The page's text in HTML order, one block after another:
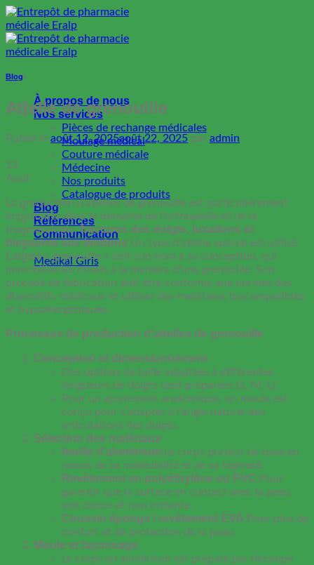
Passer
au
contenu
À propos de nous
Nos services
Pièces de rechange médicales
Moulage médical
Couture médicale
Médecine
Nos produits
Catalogue de produits
Blog
Références
Communication
Medikal Giris
Blog
Attelle de grenouille
Publié le août 12, 2025août 22, 2025 par admin
12
Août
La production d'attelles de grenouille est particulièrement
importante dans le domaine de l'orthopédie et de la
traumatologie.fractures des doigts, luxations et
blessures aux tendons Un type d'attelle spécial est utilisé.
L'attelle « grenouille » doit son nom à sa conception, qui
immobilise les orteils à la manière d'une grenouille. Son
procédé de fabrication doit être conforme aux normes des
dispositifs médicaux et utiliser des matériaux biocompatibles
et hypoallergéniques.
Processus de production d'attelles de grenouille
Conception et dimensionnement
Des options de taille adaptées à différentes
longueurs de doigts sont préparées (S, M, L).
Pour un ajustement anatomique, un moule est
conçu pour s'adapter à l'angle naturel des
articulations des doigts.
Sélection des matériaux
feuille d'aluminium:Le corps porteur de base en
raison de sa malléabilité et de sa légèreté.
Revêtement en polyéthylène ou PVC:Pour
garantir que la surface en contact avec la peau
soit douce et non irritante.
Coussin éponge / revêtement EVA:Pour plus de
confort et de protection de la peau.
Moule et façonnage
Le corps en aluminium est préparé par découpe